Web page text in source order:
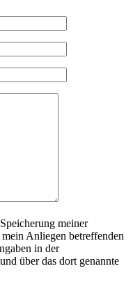
meiner
Anliegen betreffenden
in der
über das dort genannte